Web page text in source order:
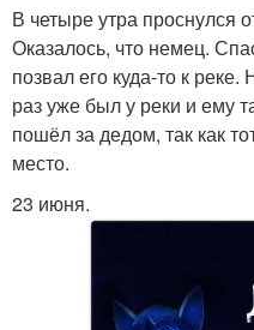
В четыре утра проснулся
Оказалось, что немец.
позвал его куда-то к
раз уже был у реки и ему
пошёл за дедом, так как
место.
23 июня.